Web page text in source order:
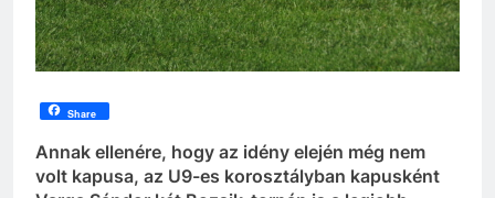
Share
Annak ellenére, hogy az idény elején még nem
volt kapusa, az U9-es korosztályban kapusként